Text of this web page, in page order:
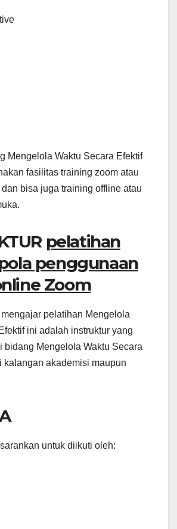
Mengelola Waktu Secara Efektif
fasilitas training zoom atau
bisa juga training offline atau
pelatihan
penggunaan
Zoom
mengajar pelatihan Mengelola
ini adalah instruktur yang
bidang Mengelola Waktu Secara
kalangan akademisi maupun
untuk diikuti oleh: